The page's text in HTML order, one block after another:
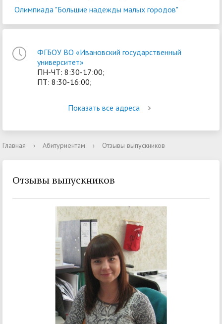
Олимпиада "Большие надежды малых городов"
ФГБОУ ВО «Ивановский государственный
университет»
ПН-ЧТ: 8:30-17:00;
ПТ: 8:30-16:00;
Показать все адреса
Главная › Абитуриентам › Отзывы выпускников
Отзывы выпускников